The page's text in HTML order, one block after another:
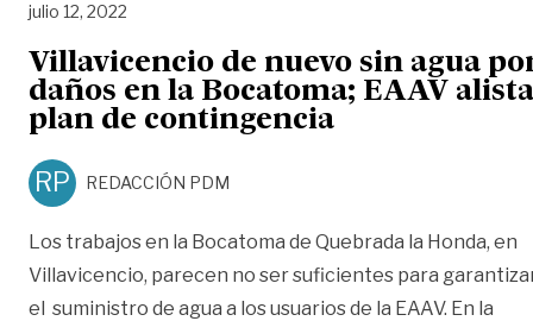
julio 12, 2022
Villavicencio de nuevo sin agua
daños en la Bocatoma; EAAV alista
plan de contingencia
RP REDACCIÓN PDM
Los trabajos en la Bocatoma de Quebrada la Honda, en
Villavicencio, parecen no ser suficientes para
el suministro de agua a los usuarios de la EAAV. En la